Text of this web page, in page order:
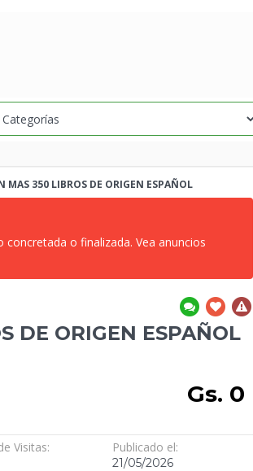
MAS 350 LIBROS DE ORIGEN ESPAÑOL
concretada o finalizada. Vea anuncios
DE ORIGEN ESPAÑOL
Gs. 0
Visitas: Publicado el:
21/05/2026